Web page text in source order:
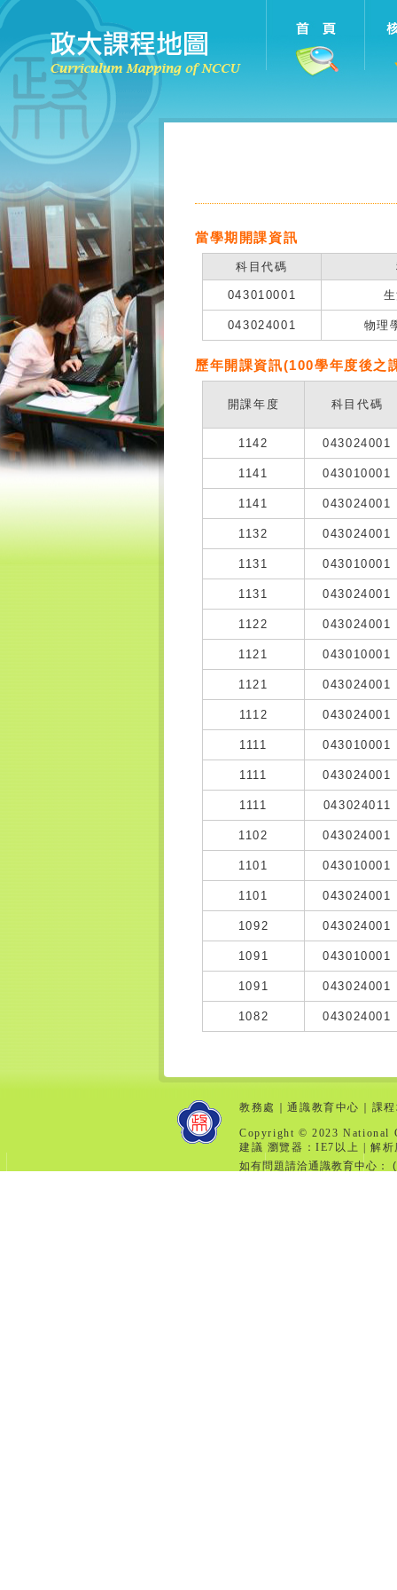
當學期開課資訊
科目代碼
043010001
043024001 物理
歷年開課資訊(100學年度後之
開課年度 科目代碼
1142 043024001
1141 043010001
1141 043024001
1132 043024001
1131 043010001
1131 043024001
1122 043024001
1121 043010001
1121 043024001
1112 043024001
1111 043010001
1111 043024001
1111 043024011
1102 043024001
1101 043010001
1101 043024001
1092 043024001
1091 043010001
1091 043024001
1082 043024001
教務處 ｜通識教育中心 課
Copyright © 2023 National
建議 瀏覽器：IE7以上 | 解
如有問題請洽通識教育中心